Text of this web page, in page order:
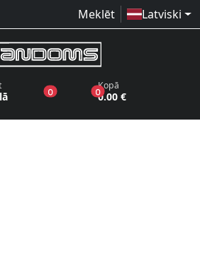
Meklēt Latviski
0produkti vēlmju sarakstā
0produkti grozā
Kopā
0.00 €